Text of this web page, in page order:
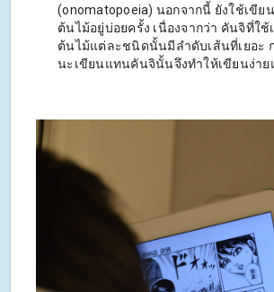
(onomatopoeia) นอกจากนี้ ยังใช้เขีย
ต้นไม้อยู่บ่อยครั้ง เนื่องจากว่า คันจิที่ใช้
ต้นไม้แต่ละชนิดนั้นมีลำดับเส้นที่เยอะ
นะเขียนแทนคันจินั้นจึงทำให้เขียนง่าย